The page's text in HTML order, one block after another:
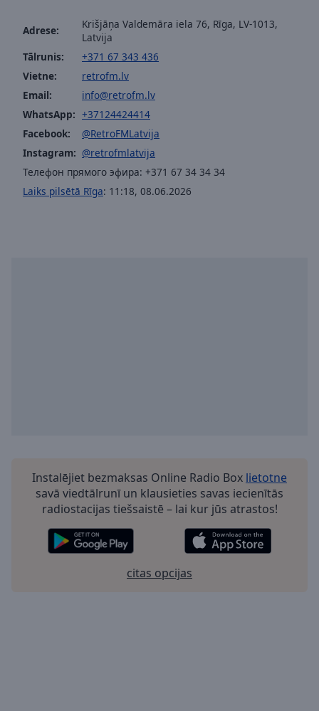
Adrese:
Krišjāņa Valdemāra iela 76, Rīga, LV-1013,
Latvija
Tālrunis:
+371 67 343 436
Vietne:
retrofm.lv
Email:
info@retrofm.lv
WhatsApp: +37124424414
Facebook:
@RetroFMLatvija
Instagram: @retrofmlatvija
Телефон прямого эфира: +371 67 34 34 34
Laiks pilsētā Rīga: 11:18, 08.06.2026
Instalējiet bezmaksas Online Radio Box lietotne
savā viedtālrunī un klausieties savas iecienītās
radiostacijas tiešsaistē – lai kur jūs atrastos!
citas opcijas